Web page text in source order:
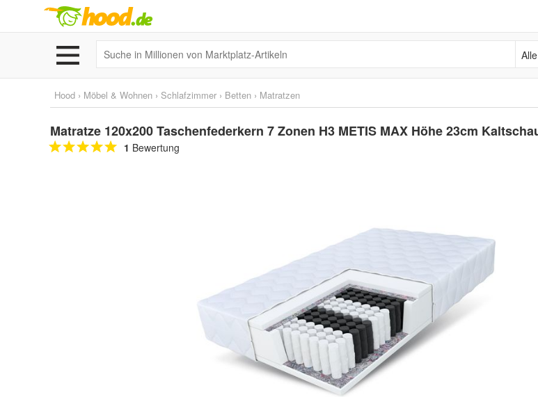
Alle
Hood › Möbel & Wohnen › Schlafzimmer › Betten › Matratzen
Matratze 120x200 Taschenfederkern 7 Zonen H3 METIS MAX Höhe 23cm
1 Bewertung